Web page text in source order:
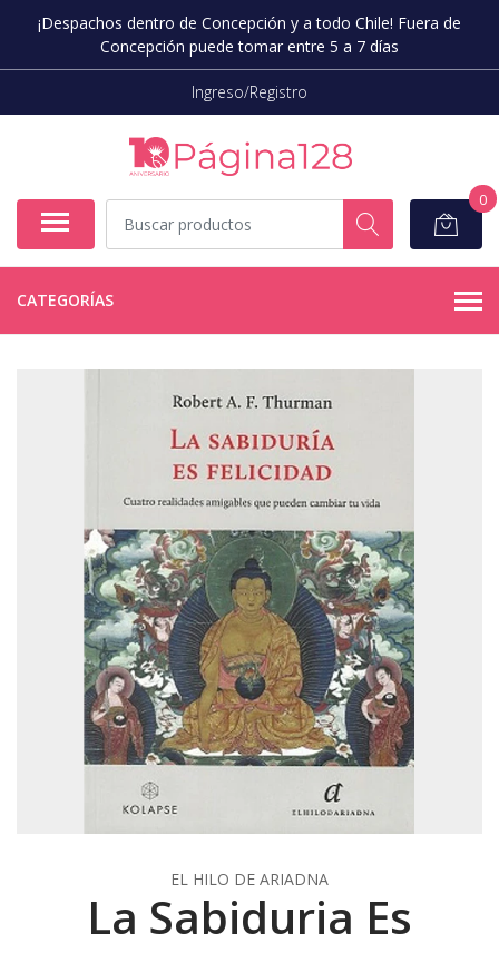
¡Despachos dentro de Concepción y a todo Chile! Fuera de
Concepción puede tomar entre 5 a 7 días
Ingreso/Registro
0
CATEGORÍAS
EL HILO DE ARIADNA
La Sabiduria Es